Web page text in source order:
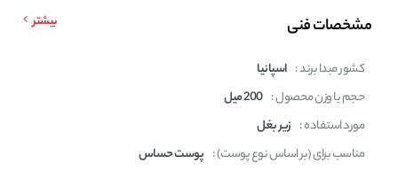
مشخصات فنی بیشتر
کشور مبدا برند : اسپانیا
حجم یا وزن محصول : 200 میل
مورد استفاده : زیر بغل
مناسب برای (بر اساس نوع پوست) : پوست حساس